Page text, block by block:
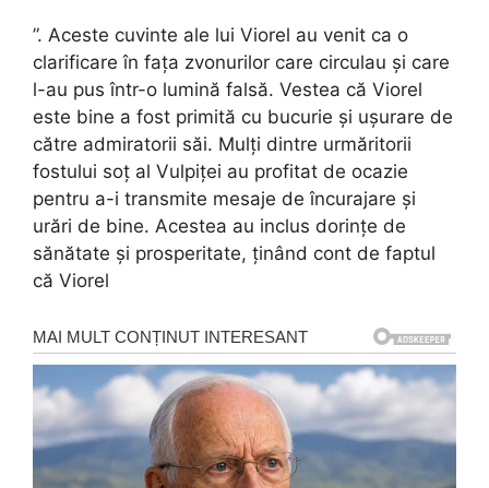
”. Aceste cuvinte ale lui Viorel au venit ca o
clarificare în fața zvonurilor care circulau și care
l-au pus într-o lumină falsă. Vestea că Viorel
este bine a fost primită cu bucurie și ușurare de
către admiratorii săi. Mulți dintre urmăritorii
fostului soț al Vulpiței au profitat de ocazie
pentru a-i transmite mesaje de încurajare și
urări de bine. Acestea au inclus dorințe de
sănătate și prosperitate, ținând cont de faptul
că Viorel